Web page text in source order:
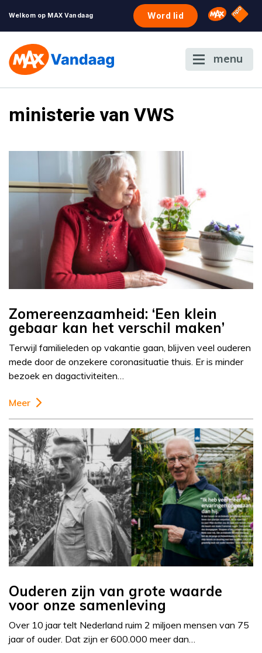
Welkom op MAX Vandaag Word lid Omroep
NPO
menu
ministerie van VWS
Zomereenzaamheid: ‘Een klein
gebaar kan het verschil maken’
Terwijl familieleden op vakantie gaan, blijven veel ouderen
mede door de onzekere coronasituatie thuis. Er is minder
bezoek en dagactiviteiten…
Meer
Ouderen zijn van grote waarde
voor onze samenleving
Over 10 jaar telt Nederland ruim 2 miljoen mensen van 75
jaar of ouder. Dat zijn er 600.000 meer dan…